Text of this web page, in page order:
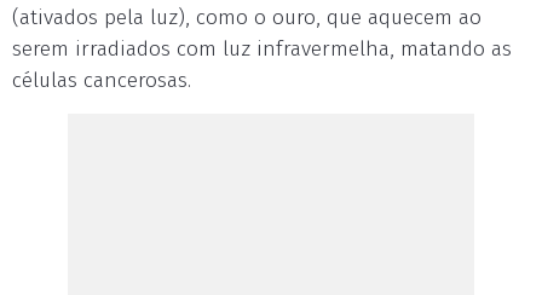
(ativados pela luz), como o ouro, que aquecem ao
serem irradiados com luz infravermelha, matando as
células cancerosas.